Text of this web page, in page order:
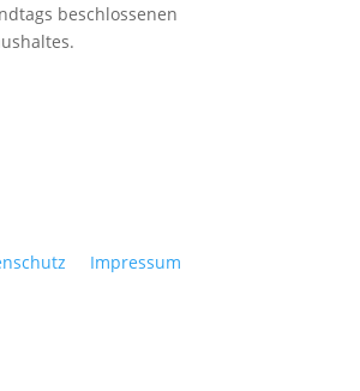
beschlossenen
Impressum